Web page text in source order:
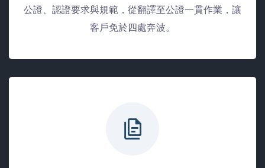
公證、認證要求與規範，從翻譯至公證一貫作業，讓
客戶免於四處奔波。